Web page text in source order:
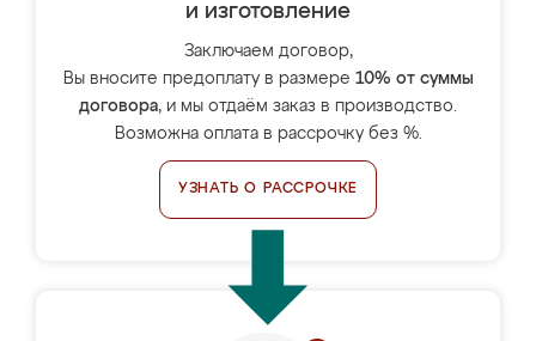
и изготовление
Заключаем договор,
Вы вносите предоплату в размере 10% от суммы
договора, и мы отдаём заказ в производство.
Возможна оплата в рассрочку без %.
УЗНАТЬ О РАССРОЧКЕ